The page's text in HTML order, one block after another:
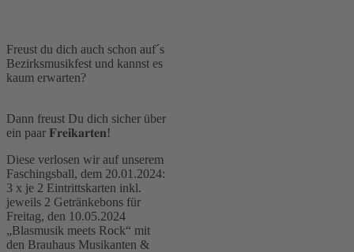
Freust du dich auch schon auf´s
Bezirksmusikfest und kannst es
kaum erwarten?
Dann freust Du dich sicher über
ein paar 𝐅𝐫𝐞𝐢𝐤𝐚𝐫𝐭𝐞𝐧!
Diese verlosen wir auf unserem
Faschingsball, dem 20.01.2024:
3 x je 2 Eintrittskarten inkl.
jeweils 2 Getränkebons für
Freitag, den 10.05.2024
„Blasmusik meets Rock“ mit
den Brauhaus Musikanten &